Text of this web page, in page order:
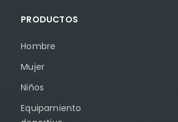
PRODUCTOS
Hombre
Mujer
Niños
Equipamiento